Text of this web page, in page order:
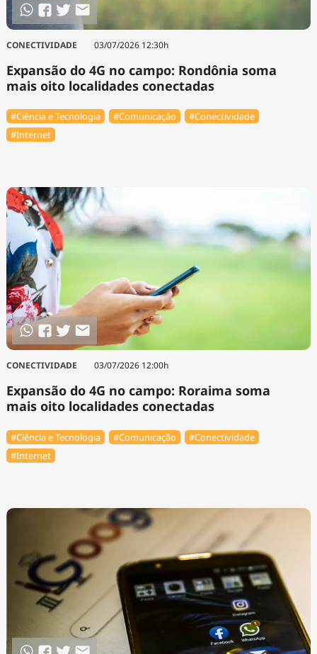
CONECTIVIDADE 03/07/2026 12:30h
Expansão do 4G no campo: Rondônia soma
mais oito localidades conectadas
#Ciência e Tecnologia #Comunicação
#Conectividade
#Internet
CONECTIVIDADE 03/07/2026 12:00h
Expansão do 4G no campo: Roraima soma
mais oito localidades conectadas
#Ciência e Tecnologia #Comunicação
#Conectividade
#Internet